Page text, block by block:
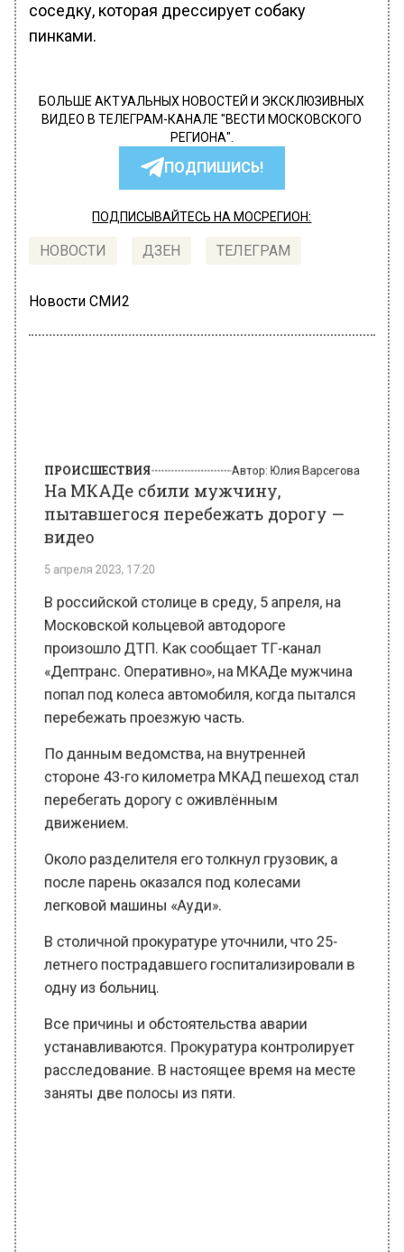
соседку, которая дрессирует собаку
пинками.
БОЛЬШЕ АКТУАЛЬНЫХ НОВОСТЕЙ И ЭКСКЛЮЗИВНЫХ
ВИДЕО В ТЕЛЕГРАМ-КАНАЛЕ "ВЕСТИ МОСКОВСКОГО
РЕГИОНА".
ПОДПИШИСЬ!
ПОДПИСЫВАЙТЕСЬ НА МОСРЕГИОН:
НОВОСТИ ДЗЕН ТЕЛЕГРАМ
Новости СМИ2
видео
5 апреля 2023, 17:20
В российской столице в среду, 5 апреля, на
Московской кольцевой автодороге
«Дептранс. Оперативно», на МКАДе мужчина
попал под колеса автомобиля, когда пытался
перебежать проезжую часть.
По данным ведомства, на внутренней
стороне 43-го километра МКАД пешеход стал
перебегать дорогу с оживлённым
движением.
Около разделителя его толкнул грузовик, а
легковой машины «Ауди».
В столичной прокуратуре уточнили, что 25-
летнего пострадавшего госпитализировали в
одну из больниц.
Все причины и обстоятельства аварии
устанавливаются. Прокуратура контролирует
расследование. В настоящее время на месте
заняты две полосы из пяти.